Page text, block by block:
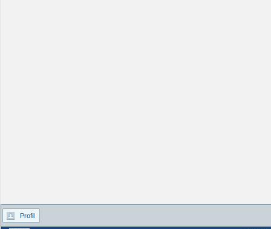
Profil